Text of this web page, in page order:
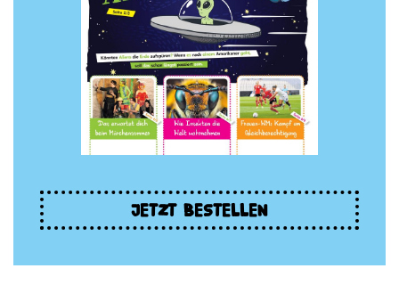
JETZT BESTELLEN